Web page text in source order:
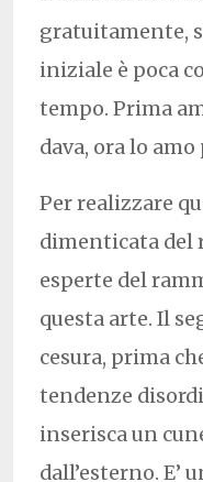
gratuitamente,
iniziale è poca
tempo. Prima
dava, ora lo
Per realizzare
dimenticata del
esperte del
questa arte. Il
cesura, prima
tendenze
inserisca un
dall’esterno.